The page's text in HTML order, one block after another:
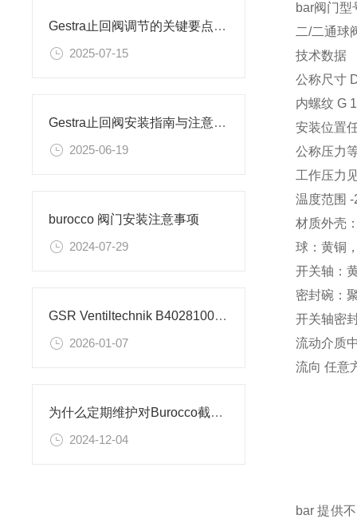
Gestra止回阀调节的关键要点与操作指南
2025-07-15
Gestra止回阀安装指南与注意事项详解
2025-06-19
burocco 阀门安装注意事项
2024-07-29
GSR Ventiltechnik B40281002.032X 截止阀的技术参数
2026-01-07
为什么定期维护对Burocco截止阀至关重要？
2024-12-04
bar阀门型
二/二通球
技术数据
公称尺寸
内螺纹 G
安装位置
公称压力
工作压力
温度范围 -
材质外壳
球：黄铜
开关轴：
密封碗：
开关轴密
流动介质
流向 任意
bar 提供